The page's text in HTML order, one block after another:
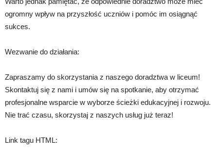
ogromny wpływ na przyszłość uczniów i pomóc im osiągnąć
sukces.
Wezwanie do działania:
Zapraszamy do skorzystania z naszego doradztwa w liceum!
Skontaktuj się z nami i umów się na spotkanie, aby otrzymać
profesjonalne wsparcie w wyborze ścieżki edukacyjnej i rozwoju.
Nie trać czasu, skorzystaj z naszych usług już teraz!
Link tagu HTML: